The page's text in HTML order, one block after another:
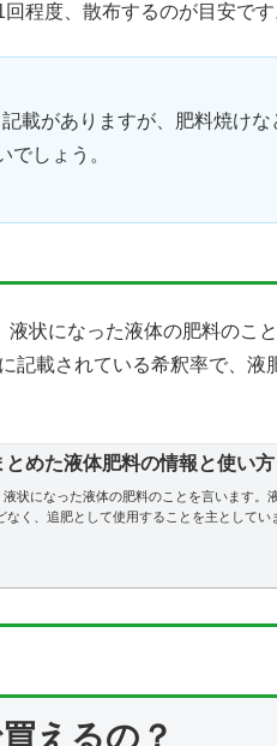
程度、散布するのが目安です
載がありますが、肥料焼け
しょう。
状になった液体の肥料のこ
記載されている希釈率で、液
めた液体肥料の情報と使い方
状になった液体の肥料のことを言います。
く、追肥として使用することを主としてい
えるの？